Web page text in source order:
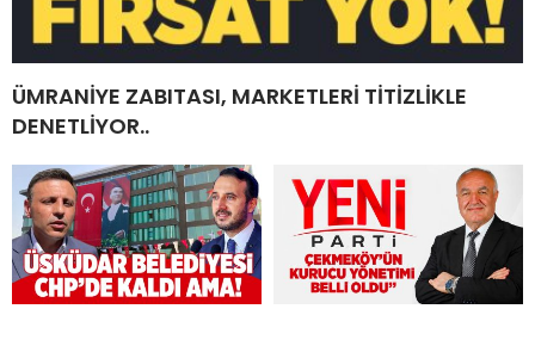
ÜMRANİYE ZABITASI, MARKETLERİ TİTİZLİKLE
DENETLİYOR..